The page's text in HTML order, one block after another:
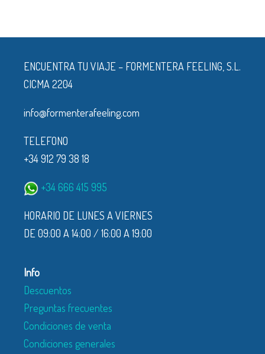
ENCUENTRA TU VIAJE – FORMENTERA FEELING, S.L.
CICMA 2204
info@formenterafeeling.com
TELEFONO
+34 912 79 38 18
+34 666 415 995
HORARIO DE LUNES A VIERNES
DE 09:00 A 14:00 / 16:00 A 19:00
Info
Descuentos
Preguntas frecuentes
Condiciones de venta
Condiciones generales